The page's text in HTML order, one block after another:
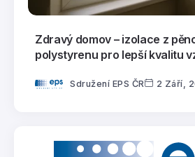
Zdravý domov – izolace z
polystyrenu pro lepší kvalitu
Sdružení EPS ČR 2 Září,